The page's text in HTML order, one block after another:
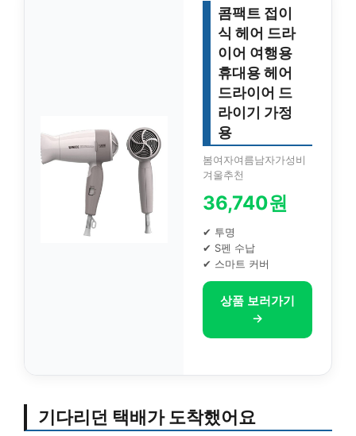
콤팩트 접이
식 헤어 드라
이어 여행용
휴대용 헤어
드라이어 드
라이기 가정
용
봄여자여름남자가성비
겨울추천
36,740원
✔ 투명
✔ S펜 수납
✔ 스마트 커버
상품 보러가기
→
기다리던 택배가 도착했어요